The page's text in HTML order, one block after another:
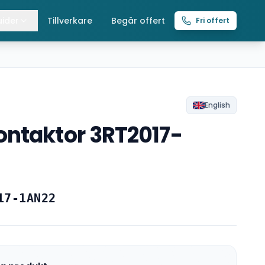
Tillverkare Begär offert Fri offert
English
3RT2017-
1AN22